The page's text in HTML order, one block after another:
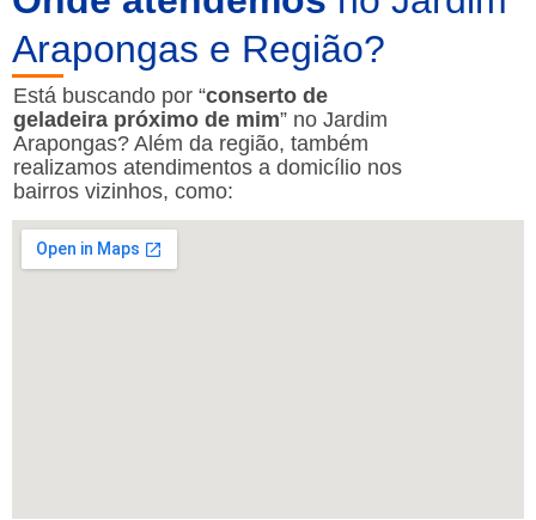
Arapongas e Região?
Está buscando por “conserto de
geladeira próximo de mim” no Jardim
Arapongas? Além da região, também
realizamos atendimentos a domicílio nos
bairros vizinhos, como: